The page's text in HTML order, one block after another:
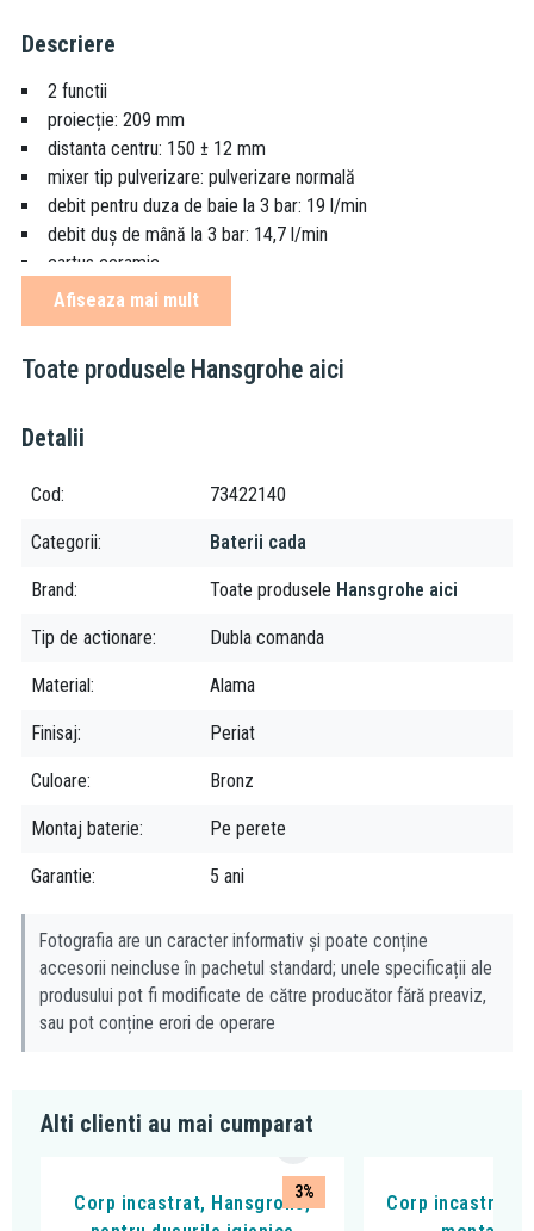
Descriere
2 functii
proiecție: 209 mm
distanta centru: 150 ± 12 mm
mixer tip pulverizare: pulverizare normală
debit pentru duza de baie la 3 bar: 19 l/min
debit duș de mână la 3 bar: 14,7 l/min
cartus ceramic
limitare de temperatură reglabilă
cu amortizor
dimensiune racordare: DN15
montate pe perete
max. presiune de lucru: 10 bar
Afiseaza mai mult
Toate produsele Hansgrohe aici
Detalii
Cod 73422140
Categorii Baterii cada
Brand Toate produsele Hansgrohe aici
Tip de actionare Dubla comanda
Material Alama
Finisaj Periat
Culoare Bronz
Montaj baterie Pe perete
Garantie 5 ani
Fotografia are un caracter informativ și poate conține
accesorii neincluse în pachetul standard; unele specificații ale
produsului pot fi modificate de către producător fără preaviz,
sau pot conține erori de operare
Alti clienti au mai cumparat
3%
Corp incastrat, Hansgrohe,
Corp incastrat